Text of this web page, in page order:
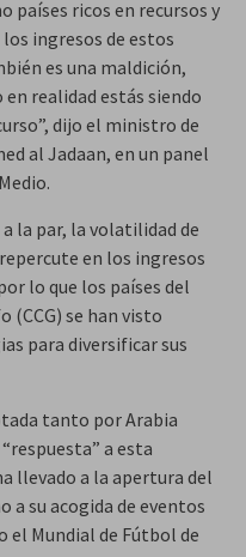
países ricos en recursos y
ingresos de estos
es una maldición,
en realidad estás siendo
dijo el ministro de
al Jadaan, en un panel
a la par, la volatilidad de
en los ingresos
lo que los países del
(CCG) se han visto
para diversificar sus
tanto por Arabia
a esta
llevado a la apertura del
a su acogida de eventos
el Mundial de Fútbol de